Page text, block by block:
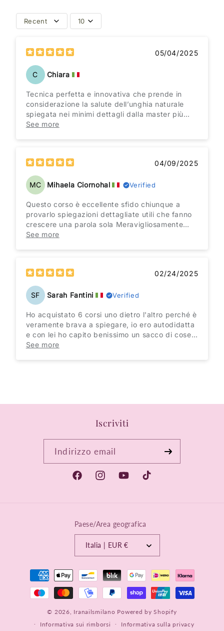
Recent 10
05/04/2025
C Chiara
Tecnica perfetta e innovativa che prende in
considerazione la salute dell’unghia naturale
spiegata nei minimi dettagli dalla master più
brava che conosco!! Tutto registrato in macro
See more
04/09/2025
MC Mihaela Ciornohal Verified
Questo corso è eccellente sfido chiunque a
provarlo spiegazioni dettagliate utili che fanno
crescere una parola sola Meravigliosamente
bellissimo in tutte le sue spiegazioni Alina e
che sono rimasti perché ormai li o acquistati
quasi tutti saranno miei !e un piacere ascoltarla
e mettere in pratica tutto quanto ✌️🤗🥰
See more
02/24/2025
SF Sarah Fantini Verified
Ho acquistato 6 corsi uno dietro l'altro perché è
veramente brava a spiegare, io ero autodidatta
e con lei ho capito benissimo un sacco di cose,
consigliatissima!
See more
Iscriviti
Indirizzo email
FacebookInstagramYouTubeTikTok
Paese/Area geografica
Italia | EUR €
Metodi
pagamento
© 2026, Iranailsmilano Powered by Shopify
Informativa sui rimborsi
Informativa sulla privacy